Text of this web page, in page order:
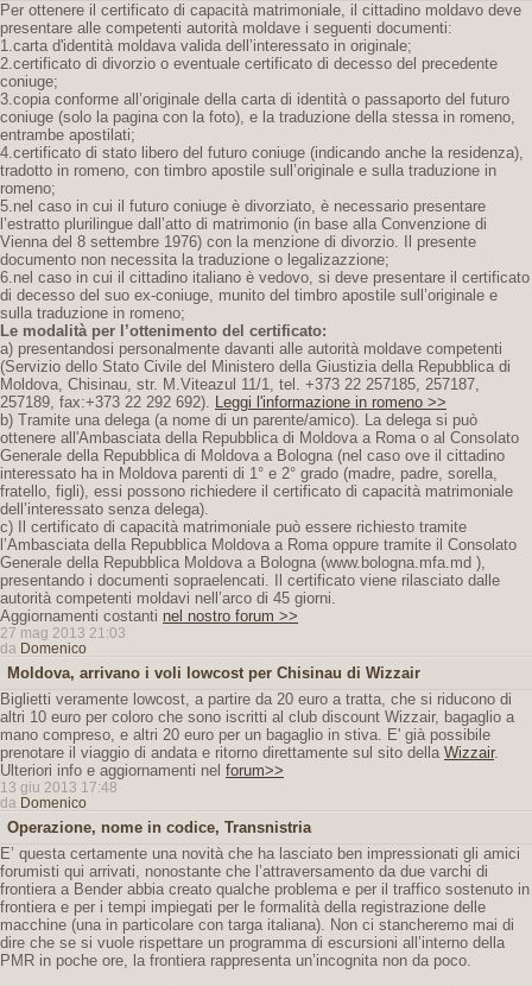
Per ottenere il certificato di capacità matrimoniale, il cittadino moldavo deve
presentare alle competenti autorità moldave i seguenti documenti:
1.carta d'identità moldava valida dell’interessato in originale;
2.certificato di divorzio o eventuale certificato di decesso del precedente
coniuge;
3.copia conforme all’originale della carta di identità o passaporto del futuro
coniuge (solo la pagina con la foto), e la traduzione della stessa in romeno,
entrambe apostilati;
4.certificato di stato libero del futuro coniuge (indicando anche la residenza),
tradotto in romeno, con timbro apostile sull’originale e sulla traduzione in
romeno;
5.nel caso in cui il futuro coniuge è divorziato, è necessario presentare
l’estratto plurilingue dall’atto di matrimonio (in base alla Convenzione di
Vienna del 8 settembre 1976) con la menzione di divorzio. Il presente
documento non necessita la traduzione o legalizazzione;
6.nel caso in cui il cittadino italiano è vedovo, si deve presentare il certificato
di decesso del suo ex-coniuge, munito del timbro apostile sull’originale e
sulla traduzione in romeno;
Le modalità per l’ottenimento del certificato:
a) presentandosi personalmente davanti alle autorità moldave competenti
(Servizio dello Stato Civile del Ministero della Giustizia della Repubblica di
Moldova, Chisinau, str. M.Viteazul 11/1, tel. +373 22 257185, 257187,
257189, fax:+373 22 292 692). Leggi l'informazione in romeno >>
b) Tramite una delega (a nome di un parente/amico). La delega si può
ottenere all'Ambasciata della Repubblica di Moldova a Roma o al Consolato
Generale della Repubblica di Moldova a Bologna (nel caso ove il cittadino
interessato ha in Moldova parenti di 1° e 2° grado (madre, padre, sorella,
fratello, figli), essi possono richiedere il certificato di capacità matrimoniale
dell’interessato senza delega).
c) Il certificato di capacità matrimoniale può essere richiesto tramite
l’Ambasciata della Repubblica Moldova a Roma oppure tramite il Consolato
Generale della Repubblica Moldova a Bologna (www.bologna.mfa.md ),
presentando i documenti sopraelencati. Il certificato viene rilasciato dalle
autorità competenti moldavi nell’arco di 45 giorni.
Aggiornamenti costanti nel nostro forum >>
27 mag 2013 21:03
da Domenico
Moldova, arrivano i voli lowcost per Chisinau di Wizzair
Biglietti veramente lowcost, a partire da 20 euro a tratta, che si riducono di
altri 10 euro per coloro che sono iscritti al club discount Wizzair, bagaglio a
mano compreso, e altri 20 euro per un bagaglio in stiva. E' già possibile
prenotare il viaggio di andata e ritorno direttamente sul sito della Wizzair.
Ulteriori info e aggiornamenti nel forum>>
13 giu 2013 17:48
da Domenico
Operazione, nome in codice, Transnistria
E’ questa certamente una novità che ha lasciato ben impressionati gli amici
forumisti qui arrivati, nonostante che l’attraversamento da due varchi di
frontiera a Bender abbia creato qualche problema e per il traffico sostenuto in
frontiera e per i tempi impiegati per le formalità della registrazione delle
macchine (una in particolare con targa italiana). Non ci stancheremo mai di
dire che se si vuole rispettare un programma di escursioni all’interno della
PMR in poche ore, la frontiera rappresenta un’incognita non da poco.